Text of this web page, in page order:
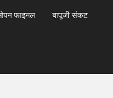
फाइनल बापूजी संकट